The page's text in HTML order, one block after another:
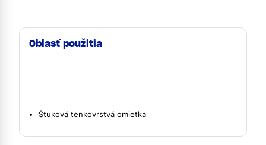
Oblasť použitia
Štuková tenkovrstvá omietka